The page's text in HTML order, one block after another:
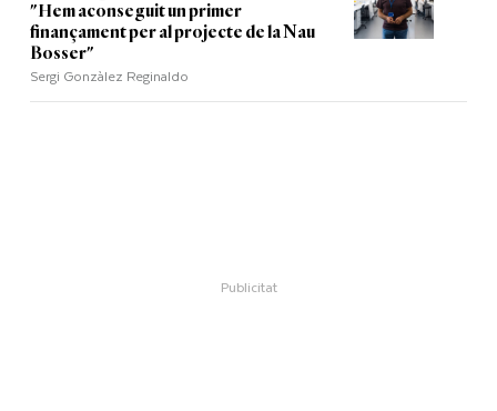
"Hem aconseguit un primer
finançament per al projecte de la Nau
Bosser"
Sergi Gonzàlez Reginaldo